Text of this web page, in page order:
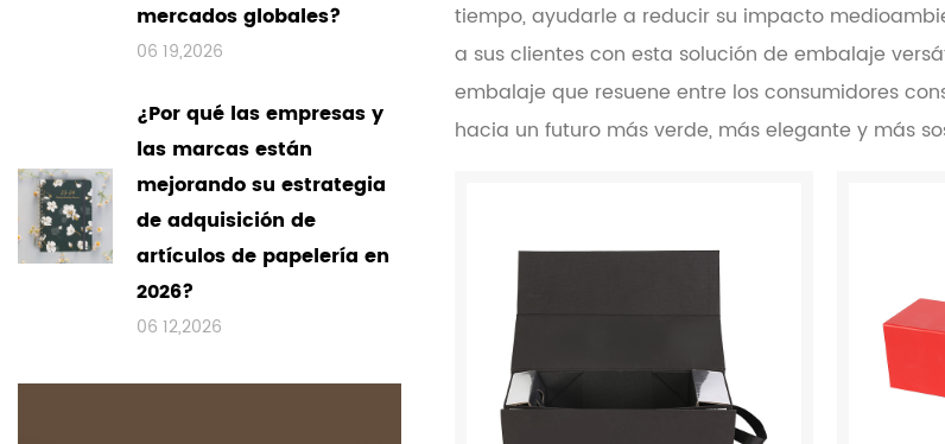
mercados globales?
06 19,2026
¿Por qué las empresas y
las marcas están
mejorando su estrategia
de adquisición de
artículos de papelería en
2026?
06 12,2026
tiempo, ayudarle a reducir su impacto
a sus clientes con esta solución de embalaje
embalaje que resuene entre los consumidores
hacia un futuro más verde, más elegante y más